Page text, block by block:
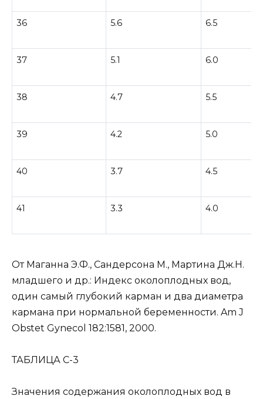
36 5.6 6.5
37 5.1 6.0
38 4.7 5.5
39 4.2 5.0
40 3.7 4.5
41 3.3 4.0
От Маганна Э.Ф., Сандерсона М., Мартина Дж.Н.
младшего и др.: Индекс околоплодных вод,
один самый глубокий карман и два диаметра
кармана при нормальной беременности. Am J
Obstet Gynecol 182:1581, 2000.
ТАБЛИЦА С-3
Значения содержания околоплодных вод в